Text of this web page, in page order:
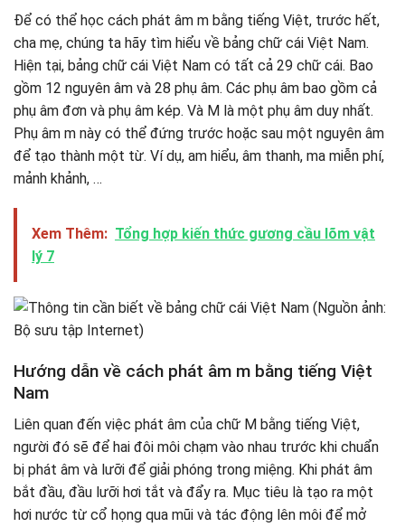
Để có thể học cách phát âm m bằng tiếng Việt, trước hết,
cha mẹ, chúng ta hãy tìm hiểu về bảng chữ cái Việt Nam.
Hiện tại, bảng chữ cái Việt Nam có tất cả 29 chữ cái. Bao
gồm 12 nguyên âm và 28 phụ âm. Các phụ âm bao gồm cả
phụ âm đơn và phụ âm kép. Và M là một phụ âm duy nhất.
Phụ âm m này có thể đứng trước hoặc sau một nguyên âm
để tạo thành một từ. Ví dụ, am hiểu, âm thanh, ma miễn phí,
mảnh khảnh, …
Xem Thêm: Tổng hợp kiến thức gương cầu lõm vật
lý 7
Hướng dẫn về cách phát âm m bằng tiếng Việt
Nam
Liên quan đến việc phát âm của chữ M bằng tiếng Việt,
người đó sẽ để hai đôi môi chạm vào nhau trước khi chuẩn
bị phát âm và lưỡi để giải phóng trong miệng. Khi phát âm
bắt đầu, đầu lưỡi hơi tắt và đẩy ra. Mục tiêu là tạo ra một
hơi nước từ cổ họng qua mũi và tác động lên môi để mở